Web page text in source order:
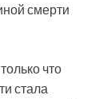
смерти
что
стала